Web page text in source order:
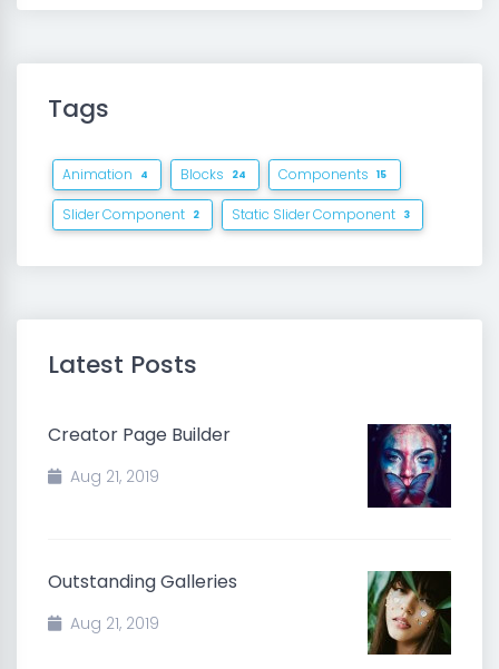
Tags
Animation 4 Blocks 24 Components 15
Slider Component 2 Static Slider Component 3
Latest Posts
Creator Page Builder
Aug 21, 2019
Outstanding Galleries
Aug 21, 2019